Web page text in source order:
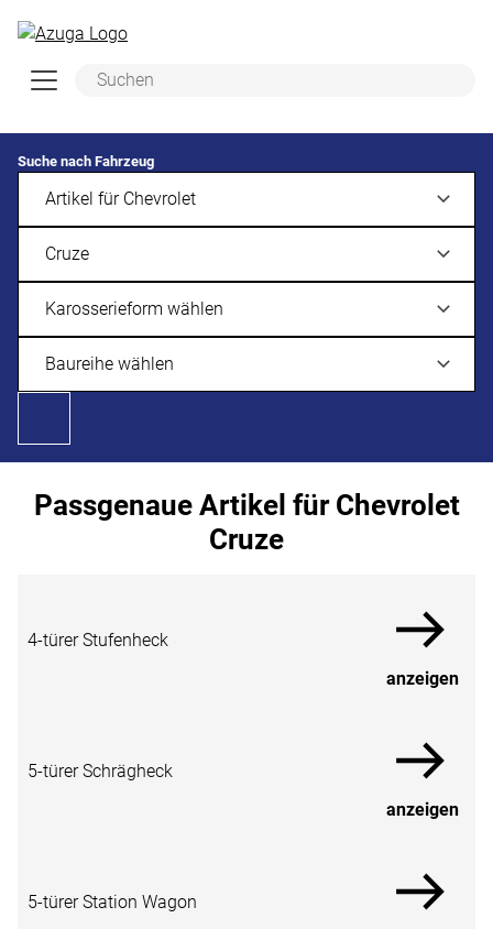
Suche nach Fahrzeug
Passgenaue Artikel für Chevrolet
Cruze
4-türer Stufenheck
anzeigen
5-türer Schrägheck
anzeigen
5-türer Station Wagon